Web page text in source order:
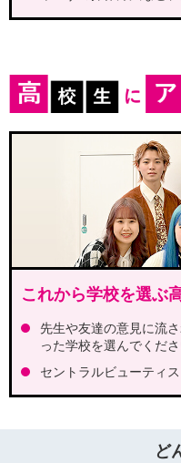
これから学校を選ぶ
先生や友達の意見に流
った学校を選んでくだ
セントラルビューティ
ど